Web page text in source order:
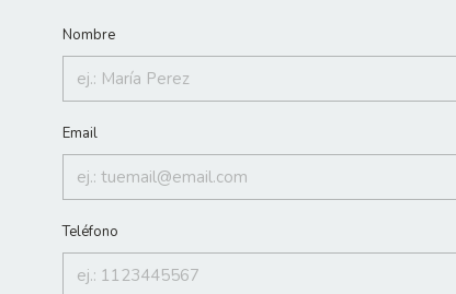
Nombre
Email
Teléfono